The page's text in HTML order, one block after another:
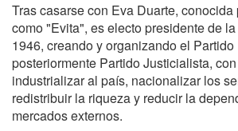
Tras casarse con Eva Duarte,
como "Evita", es electo presidente de
1946, creando y organizando el
posteriormente Partido Justicialista,
industrializar al país, nacionalizar los
redistribuir la riqueza y reducir la
mercados externos.